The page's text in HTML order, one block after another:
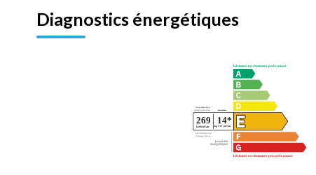
Diagnostics énergétiques